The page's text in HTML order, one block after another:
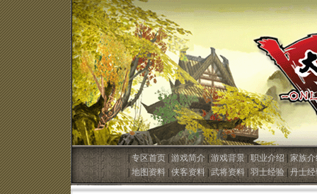
|专区首页 游戏简介|游戏背景 职业介绍|家族
|地图资料 |侠客资料|武将资料 羽士经验| 丹士